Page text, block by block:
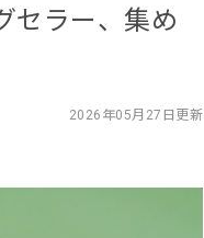
セラー、集め
2026年05月27日更新